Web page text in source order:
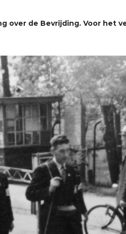
over de Bevrijding. Voor het